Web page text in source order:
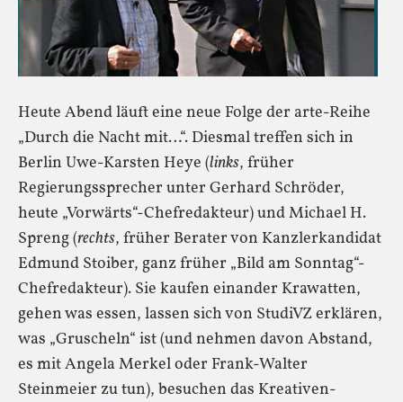
Heute Abend läuft eine neue Folge der arte-Reihe
„Durch die Nacht mit…“. Diesmal treffen sich in
Berlin Uwe-Karsten Heye (links, früher
Regierungssprecher unter Gerhard Schröder,
heute „Vorwärts“-Chefredakteur) und Michael H.
Spreng (rechts, früher Berater von Kanzlerkandidat
Edmund Stoiber, ganz früher „Bild am Sonntag“-
Chefredakteur). Sie kaufen einander Krawatten,
gehen was essen, lassen sich von StudiVZ erklären,
was „Gruscheln“ ist (und nehmen davon Abstand,
es mit Angela Merkel oder Frank-Walter
Steinmeier zu tun), besuchen das Kreativen-